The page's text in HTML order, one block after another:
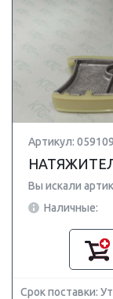
Артикул:
Вы искали
Наличные:
Срок поставки: